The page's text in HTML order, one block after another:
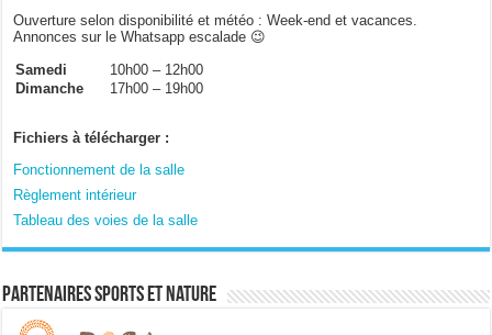
Ouverture selon disponibilité et météo : Week-end et vacances.
Annonces sur le Whatsapp escalade 😉
Samedi
10h00 – 12h00
Dimanche
17h00 – 19h00
Fichiers à télécharger :
Fonctionnement de la salle
Règlement intérieur
Tableau des voies de la salle
Partenaires sports et nature